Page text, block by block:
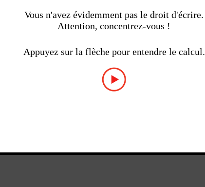
Vous n'avez évidemment pas le droit d'écrire.
Attention, concentrez-vous !
Appuyez sur la flèche pour entendre le calcul.